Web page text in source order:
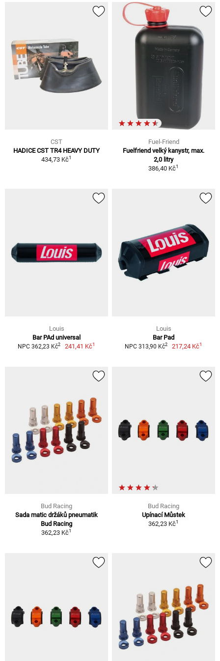
CST
HADICE CST TR4 HEAVY DUTY
434,73 Kč1
Fuel-Friend
Fuelfriend velký kanystr, max.
2,0 litry
386,40 Kč1
Louis
Bar PAd universal
NPC 362,23 Kč2 241,41 Kč1
Louis
Bar Pad
NPC 313,90 Kč2 217,24 Kč1
Bud Racing
Sada matic držáků pneumatik
Bud Racing
362,23 Kč1
Bud Racing
Upínací Můstek
362,23 Kč1